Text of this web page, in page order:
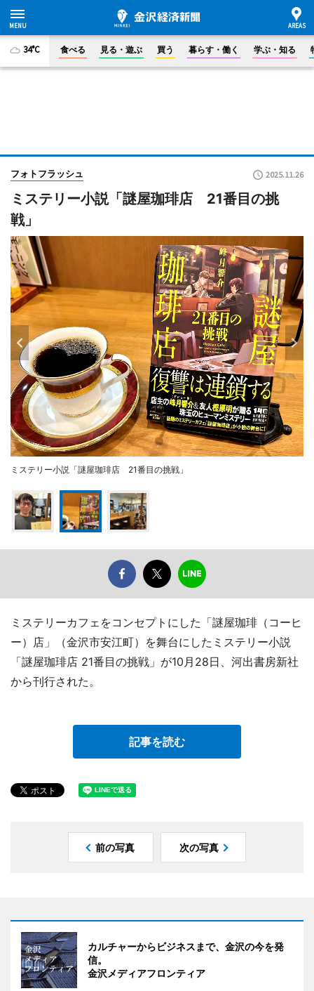
34°C 食べる 見る・遊ぶ 買う 暮らす・働く 学ぶ・知る
フォトフラッシュ 2025.11.26
ミステリー小説「謎屋珈琲店 21番目の挑
戦」
ミステリー小説「謎屋珈琲店 21番目の挑戦」
ミステリーカフェをコンセプトにした「謎屋珈琲（コーヒ
ー）店」（金沢市安江町）を舞台にしたミステリー小説
「謎屋珈琲店 21番目の挑戦」が10月28日、河出書房新社
から刊行された。
記事を読む
前の写真 次の写真
カルチャーからビジネスまで、金沢の今を発
信。
金沢メディアフロンティア